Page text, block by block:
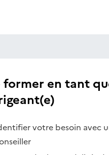
former en tant
votre besoin avec